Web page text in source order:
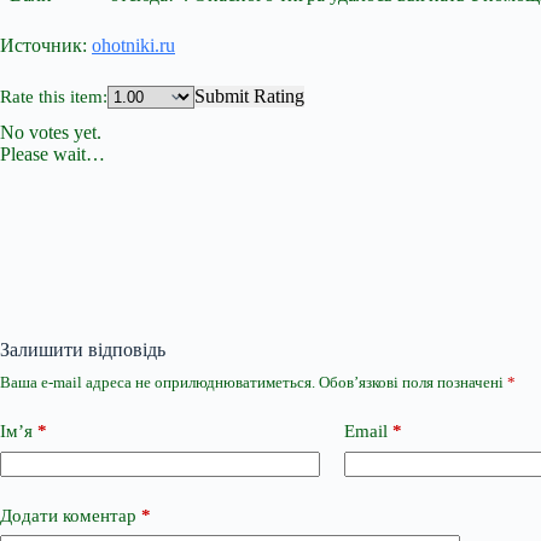
Источник: ohotniki.ru
Rate this item:
Submit Rating
No votes yet.
Please wait…
Залишити відповідь
Ваша e-mail адреса не оприлюднюватиметься. Обов’язкові поля позначені *
Ім’я * Email *
Додати коментар *